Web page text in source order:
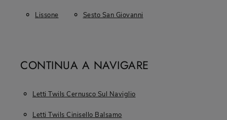
Lissone Sesto San Giovanni
CONTINUA A NAVIGARE
Letti Twils Cernusco Sul Naviglio
Letti Twils Cinisello Balsamo